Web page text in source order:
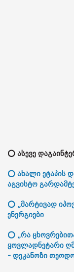
⭕ ასევე
⭕ ახალი ეტაპის
აგვისტო
⭕ „მარტივად
ენერგიები
⭕ „რა
ყოვლადნეტარი
- დეკანოზი